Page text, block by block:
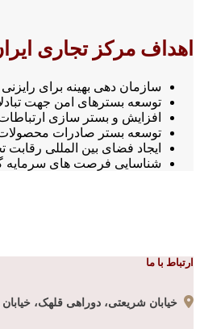
اهداف مرکز تجاری
سازمان دهی بهینه برای
توسعه بسترهای امن جهت
افزایش و بستر سازی ارتباطات
توسعه بستر صادرات محصولات
ایجاد فضای بین المللی
شناسایی فرصت های سرمایه
ارتباط با ما
خیابان شریعتی، دوراهی قلهک، خیابان پابرجا،